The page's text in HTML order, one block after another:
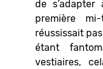
de s’adapter
première
réussissait
étant
vestiaires,